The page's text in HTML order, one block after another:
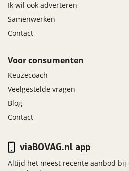
Ik wil ook adverteren
Samenwerken
Contact
Voor consumenten
Keuzecoach
Veelgestelde vragen
Blog
Contact
viaBOVAG.nl app
Altijd het meest recente aanbod bij